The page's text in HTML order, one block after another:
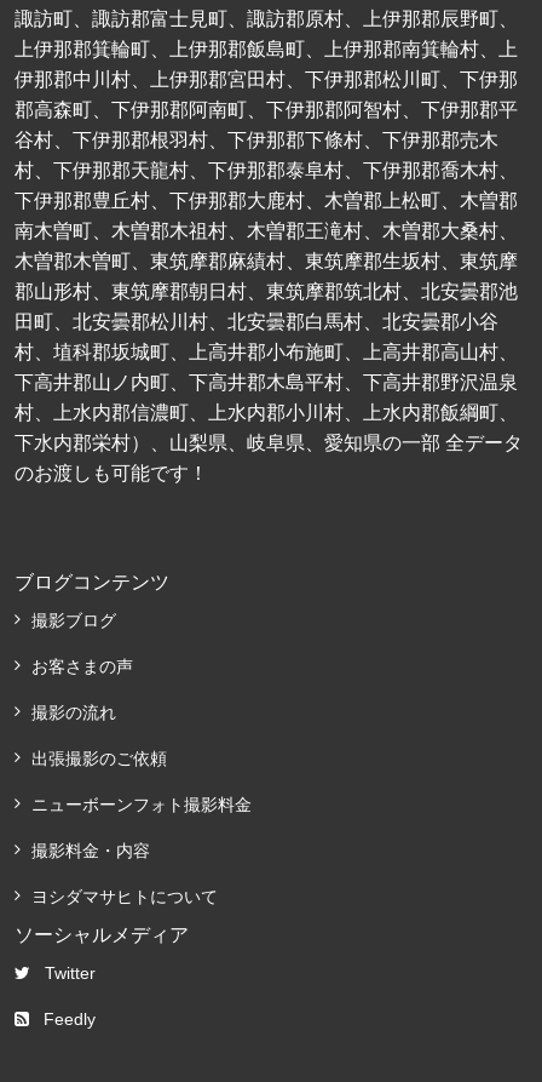
諏訪町、諏訪郡富士見町、諏訪郡原村、上伊那郡辰野町、
上伊那郡箕輪町、上伊那郡飯島町、上伊那郡南箕輪村、上
伊那郡中川村、上伊那郡宮田村、下伊那郡松川町、下伊那
郡高森町、下伊那郡阿南町、下伊那郡阿智村、下伊那郡平
谷村、下伊那郡根羽村、下伊那郡下條村、下伊那郡売木
村、下伊那郡天龍村、下伊那郡泰阜村、下伊那郡喬木村、
下伊那郡豊丘村、下伊那郡大鹿村、木曽郡上松町、木曽郡
南木曽町、木曽郡木祖村、木曽郡王滝村、木曽郡大桑村、
木曽郡木曽町、東筑摩郡麻績村、東筑摩郡生坂村、東筑摩
郡山形村、東筑摩郡朝日村、東筑摩郡筑北村、北安曇郡池
田町、北安曇郡松川村、北安曇郡白馬村、北安曇郡小谷
村、埴科郡坂城町、上高井郡小布施町、上高井郡高山村、
下高井郡山ノ内町、下高井郡木島平村、下高井郡野沢温泉
村、上水内郡信濃町、上水内郡小川村、上水内郡飯綱町、
下水内郡栄村）、山梨県、岐阜県、愛知県の一部 全データ
のお渡しも可能です！
ブログコンテンツ
撮影ブログ
お客さまの声
撮影の流れ
出張撮影のご依頼
ニューボーンフォト撮影料金
撮影料金・内容
ヨシダマサヒトについて
ソーシャルメディア
Twitter
Feedly